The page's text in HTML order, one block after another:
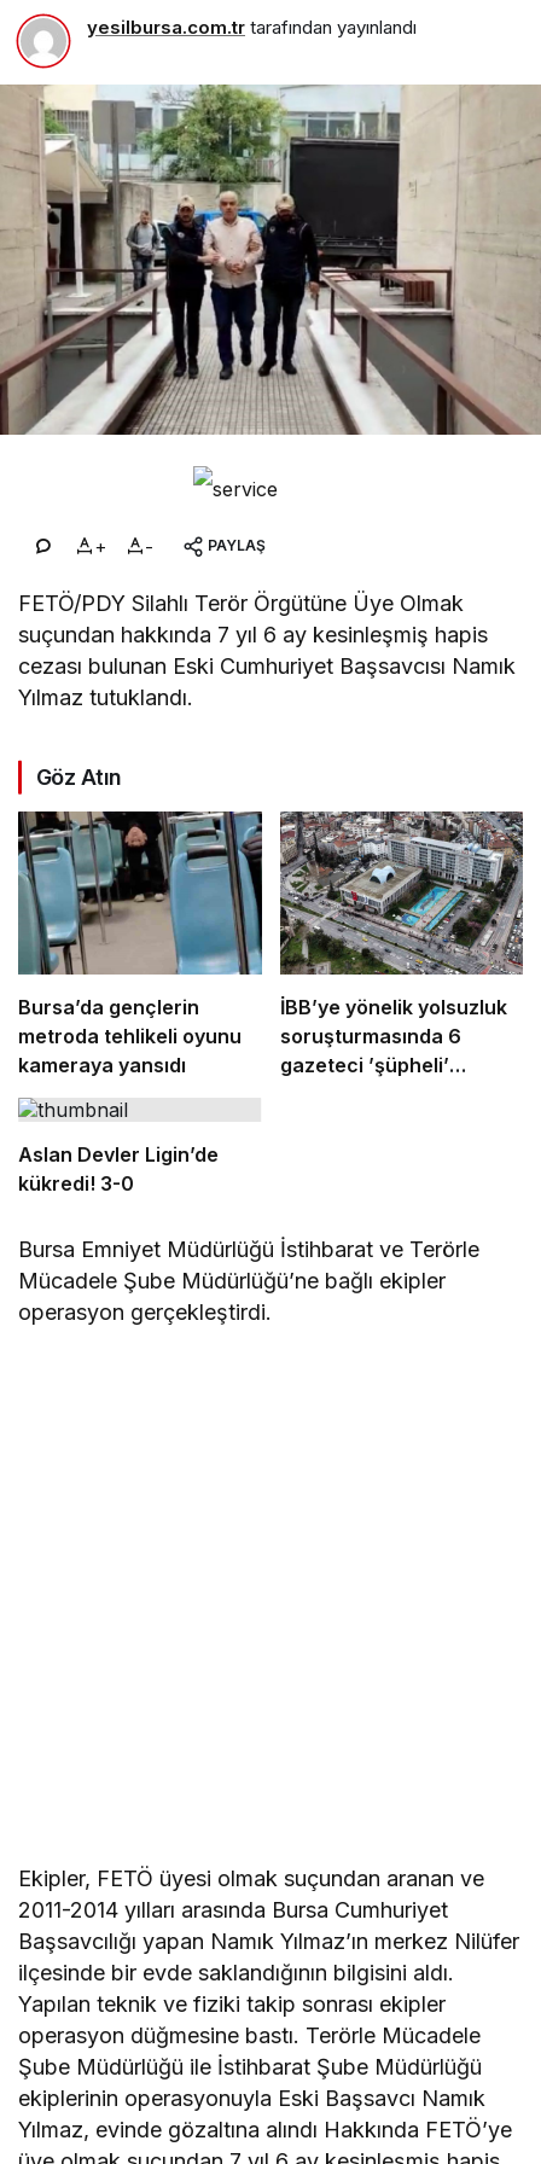
yesilbursa.com.tr tarafından yayınlandı
+ - PAYLAŞ
FETÖ/PDY Silahlı Terör Örgütüne Üye Olmak
suçundan hakkında 7 yıl 6 ay kesinleşmiş hapis
cezası bulunan Eski Cumhuriyet Başsavcısı Namık
Yılmaz tutuklandı.
Göz Atın
Bursa’da gençlerin
metroda tehlikeli oyunu
kameraya yansıdı
İBB’ye yönelik yolsuzluk
soruşturmasında 6
gazeteci ’şüpheli’
Aslan Devler Ligin’de
kükredi! 3-0
Bursa Emniyet Müdürlüğü İstihbarat ve Terörle
Mücadele Şube Müdürlüğü’ne bağlı ekipler
operasyon gerçekleştirdi.
Ekipler, FETÖ üyesi olmak suçundan aranan ve
2011-2014 yılları arasında Bursa Cumhuriyet
Başsavcılığı yapan Namık Yılmaz’ın merkez Nilüfer
ilçesinde bir evde saklandığının bilgisini aldı.
Yapılan teknik ve fiziki takip sonrası ekipler
operasyon düğmesine bastı. Terörle Mücadele
Şube Müdürlüğü ile İstihbarat Şube Müdürlüğü
ekiplerinin operasyonuyla Eski Başsavcı Namık
Yılmaz, evinde gözaltına alındı Hakkında FETÖ’ye